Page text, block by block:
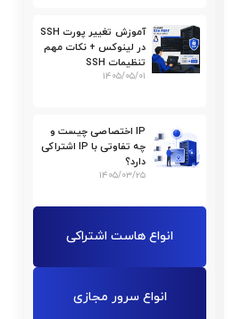
آموزش تغییر پورت SSH
در لینوکس + نکات مهم
تنظیمات SSH
۱۴۰۵/۰۵/۰۱
IP اختصاصی چیست و
چه تفاوتی با IP اشتراکی
دارد؟
۱۴۰۵/۰۳/۲۵
انواع هاست اشتراکی
انواع سرور مجازی